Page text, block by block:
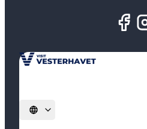
Sprache auswählen